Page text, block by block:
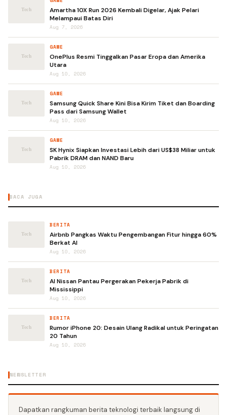
Amartha 10X Run 2026 Kembali Digelar, Ajak Pelari
Melampaui Batas Diri
Aug 7, 2026
GAME
OnePlus Resmi Tinggalkan Pasar Eropa dan Amerika
Utara
Aug 10, 2026
GAME
Samsung Quick Share Kini Bisa Kirim Tiket dan Boarding
Pass dari Samsung Wallet
Aug 10, 2026
GAME
SK Hynix Siapkan Investasi Lebih dari US$38 Miliar untuk
Pabrik DRAM dan NAND Baru
Aug 10, 2026
BACA JUGA
BERITA
Airbnb Pangkas Waktu Pengembangan Fitur hingga 60%
Berkat AI
Aug 10, 2026
BERITA
AI Nissan Pantau Pergerakan Pekerja Pabrik di
Mississippi
Aug 10, 2026
BERITA
Rumor iPhone 20: Desain Ulang Radikal untuk Peringatan
20 Tahun
Aug 10, 2026
NEWSLETTER
Dapatkan rangkuman berita teknologi terbaik langsung di